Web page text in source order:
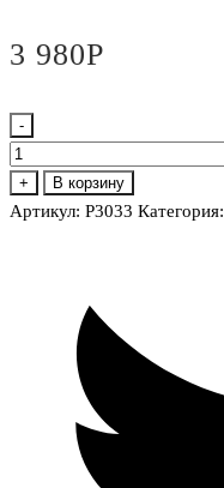
3 980Р
-
Количество
товара
Р3033
+ В корзину
Артикул: Р3033 Категория: